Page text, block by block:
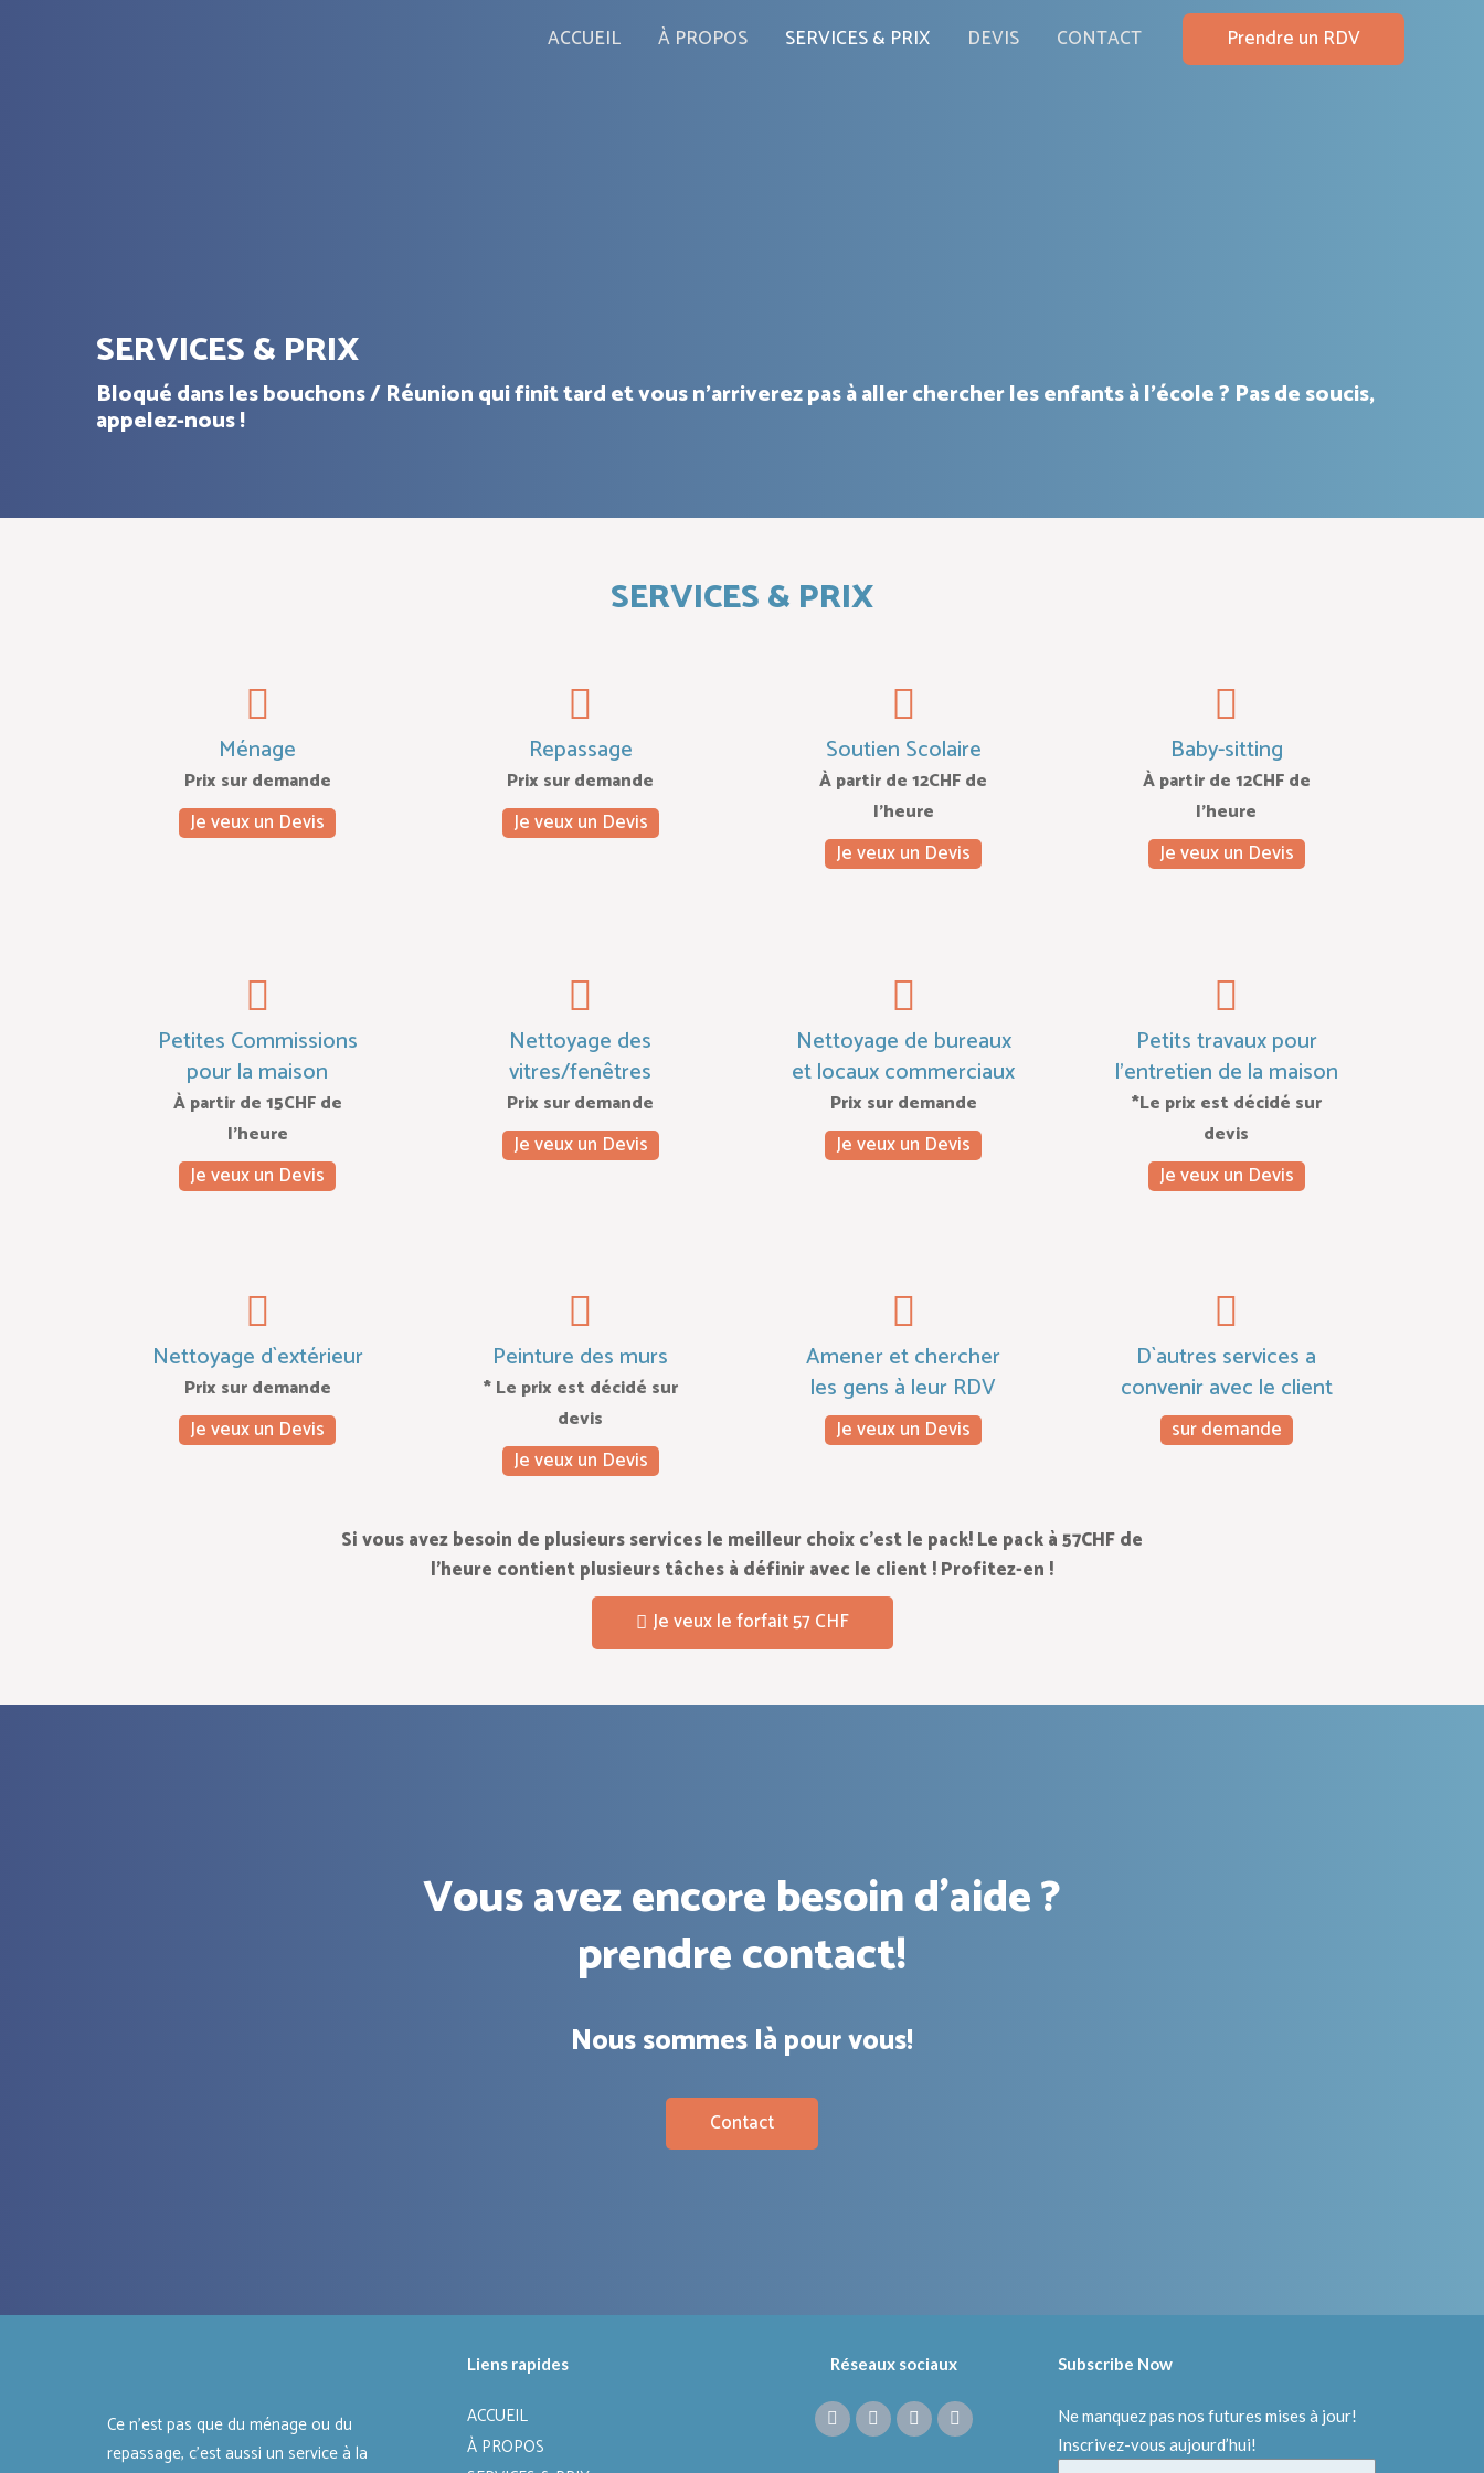
ACCUEIL À PROPOS SERVICES & PRIX DEVIS CONTACT Prendre un RDV
SERVICES & PRIX
Bloqué dans les bouchons / Réunion qui finit tard et vous n’arriverez pas à aller chercher les enfants à l’école ? Pas de soucis,
appelez-nous !
SERVICES & PRIX
Ménage
Prix sur demande
Je veux un Devis
Repassage
Prix sur demande
Je veux un Devis
Soutien Scolaire
À partir de 12CHF de
l’heure
Je veux un Devis
Baby-sitting
À partir de 12CHF de
l’heure
Je veux un Devis
Petites Commissions
pour la maison
À partir de 15CHF de
l’heure
Je veux un Devis
Nettoyage des
vitres/fenêtres
Prix sur demande
Je veux un Devis
Nettoyage de bureaux
et locaux commerciaux
Prix sur demande
Je veux un Devis
Petits travaux pour
l'entretien de la maison
*Le prix est décidé sur
devis
Je veux un Devis
Nettoyage d`extérieur
Prix sur demande
Je veux un Devis
Peinture des murs
* Le prix est décidé sur
devis
Je veux un Devis
Amener et chercher
les gens à leur RDV
Je veux un Devis
D`autres services a
convenir avec le client
sur demande
Si vous avez besoin de plusieurs services le meilleur choix c’est le pack! Le pack à 57CHF de
l’heure contient plusieurs tâches à définir avec le client ! Profitez-en !
Je veux le forfait 57 CHF
Vous avez encore besoin d'aide ?
prendre contact!
Nous sommes là pour vous!
Contact
Ce n’est pas que du ménage ou du
repassage, c’est aussi un service à la
Liens rapides
ACCUEIL
À PROPOS
Réseaux sociaux Subscribe Now
Ne manquez pas nos futures mises à jour!
Inscrivez-vous aujourd’hui!